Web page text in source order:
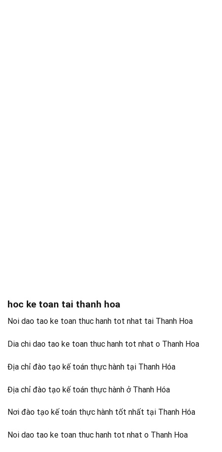
hoc ke toan tai thanh hoa
Noi dao tao ke toan thuc hanh tot nhat tai Thanh Hoa
Dia chi dao tao ke toan thuc hanh tot nhat o Thanh Hoa
Địa chỉ đào tạo kế toán thực hành tại Thanh Hóa
Địa chỉ đào tạo kế toán thực hành ở Thanh Hóa
Nơi đào tạo kế toán thực hành tốt nhất tại Thanh Hóa
Noi dao tao ke toan thuc hanh tot nhat o Thanh Hoa